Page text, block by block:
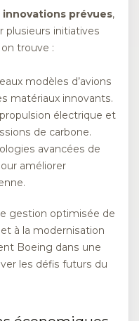
prévues,
plusieurs initiatives
trouve :
modèles d’avions
matériaux innovants.
électrique et
de carbone.
avancées de
améliorer
gestion optimisée de
à la modernisation
Boeing dans une
les défis futurs du